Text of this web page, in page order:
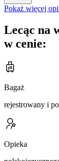
Pokaż więcej
Lecąc na
w cenie:
Bagaż
rejestrowany i
Opieka